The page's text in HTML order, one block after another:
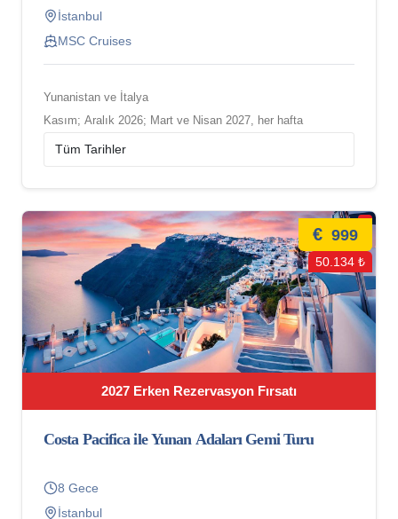
İstanbul
MSC Cruises
Yunanistan ve İtalya
Kasım; Aralık 2026; Mart ve Nisan 2027, her hafta
2027 Erken Rezervasyon Fırsatı
€ 999
50.134 ₺
Costa Pacifica ile Yunan Adaları Gemi Turu
8 Gece
İstanbul